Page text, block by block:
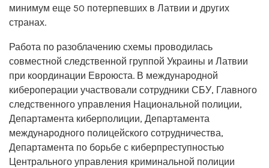
минимум еще 50 потерпевших в Латвии и других
странах.
Работа по разоблачению схемы проводилась
совместной следственной группой Украины и Латвии
при координации Евроюста. В международной
кибероперации участвовали сотрудники СБУ, Главного
следственного управления Национальной полиции,
Департамента киберполиции, Департамента
международного полицейского сотрудничества,
Департамента по борьбе с киберпреступностью
Центрального управления криминальной полиции